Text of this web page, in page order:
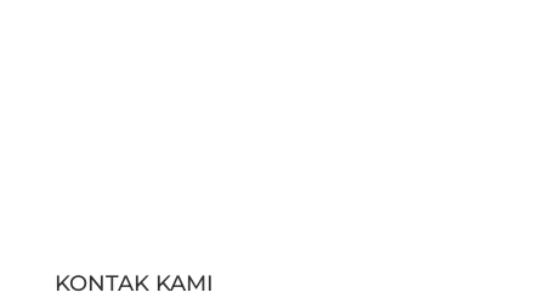
KONTAK KAMI